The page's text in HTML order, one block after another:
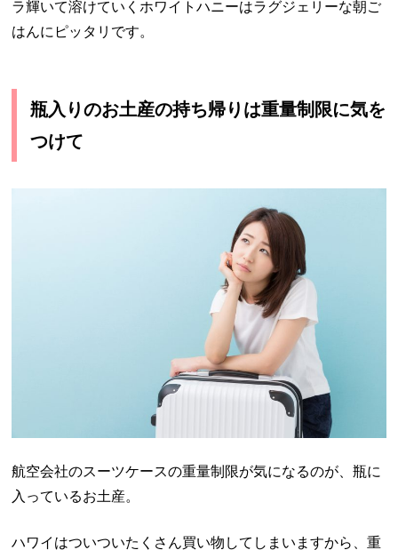
ラ輝いて溶けていくホワイトハニーはラグジェリーな朝ご
はんにピッタリです。
瓶入りのお土産の持ち帰りは重量制限に気を
つけて
航空会社のスーツケースの重量制限が気になるのが、瓶に
入っているお土産。
ハワイはついついたくさん買い物してしまいますから、重